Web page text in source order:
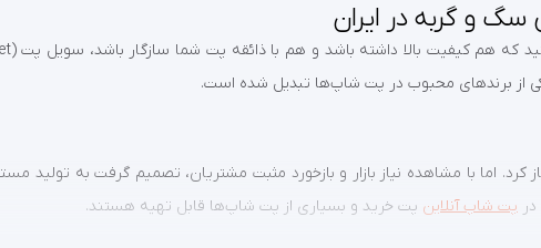
و گربه در ایران
از برندهای محبوب در پت شاپ‌ها تبدیل شده است.
اما با مشاهده نیاز بازار و بازخورد مثبت مشتریان، تصمیم گرفت به تولید
پت شاپ آنلاین پت خرید و بسیاری از پت شاپ‌ها قابل تهیه هستند.